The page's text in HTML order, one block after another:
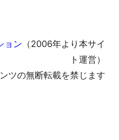
ョン （2006年より本サイ
ト運営）
ツの無断転載を禁じます